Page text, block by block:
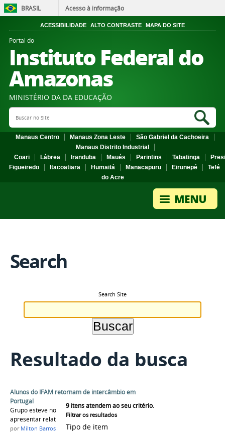
BRASIL Acesso à informação
ACESSIBILIDADE ALTO CONTRASTE MAPA DO SITE
Portal do
Instituto Federal do
Amazonas
MINISTÉRIO DA DA EDUCAÇÃO
Search Site
Manaus Centro Manaus Zona Leste
São Gabriel da Cachoeira
Manaus Distrito Industrial
Coari
Lábrea Iranduba Maués Parintins Tabatinga
Figueiredo
Itacoatiara Humaitá Manacapuru Eirunepé
Tefé
do Acre
Search
Search Site
Resultado da busca
9 itens atendem ao seu critério.
Filtrar os resultados
Tipo de item
Alunos do IFAM retornam de intercâmbio em
Portugal
Grupo esteve no prédio da Reitoria para
apresentar relato de experiência
por Milton Barros